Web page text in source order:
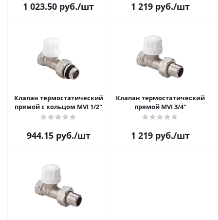
1 023.50 руб./шт 1 219руб./шт
Клапан термостатический
прямой с кольцом MVI 1/2"
944.15руб./шт
Клапан термостатический
прямой MVI 3/4"
1 219руб./шт